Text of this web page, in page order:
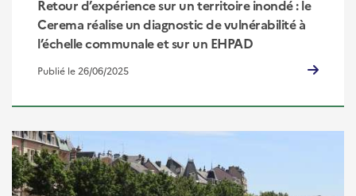
Retour d’expérience sur un territoire inondé : le
Cerema réalise un diagnostic de vulnérabilité à
l’échelle communale et sur un EHPAD
Publié le 26/06/2025